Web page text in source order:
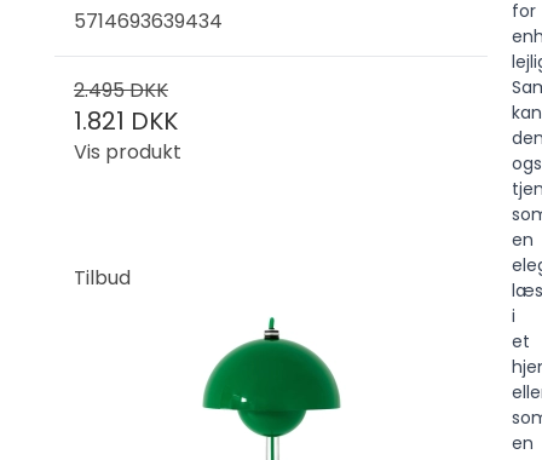
5714693639434
2.495 DKK
1.821 DKK
Vis produkt
Tilbud
for
kan
en
i
et
en